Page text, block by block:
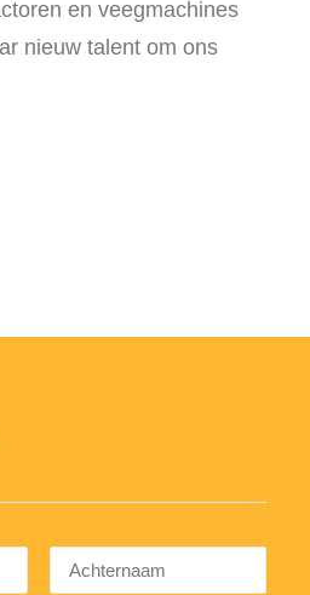
en veegmachines
nieuw talent om ons